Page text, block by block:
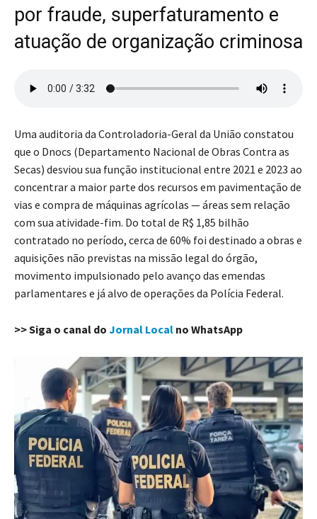
por fraude, superfaturamento e
atuação de organização criminosa
Uma auditoria da Controladoria-Geral da União constatou
que o Dnocs (Departamento Nacional de Obras Contra as
Secas) desviou sua função institucional entre 2021 e 2023 ao
concentrar a maior parte dos recursos em pavimentação de
vias e compra de máquinas agrícolas — áreas sem relação
com sua atividade-fim. Do total de R$ 1,85 bilhão
contratado no período, cerca de 60% foi destinado a obras e
aquisições não previstas na missão legal do órgão,
movimento impulsionado pelo avanço das emendas
parlamentares e já alvo de operações da Polícia Federal.
>> Siga o canal do Jornal Local no WhatsApp